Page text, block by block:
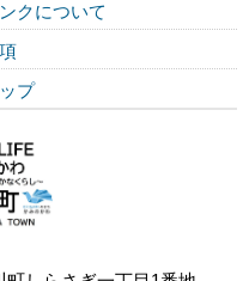
クについて
プ